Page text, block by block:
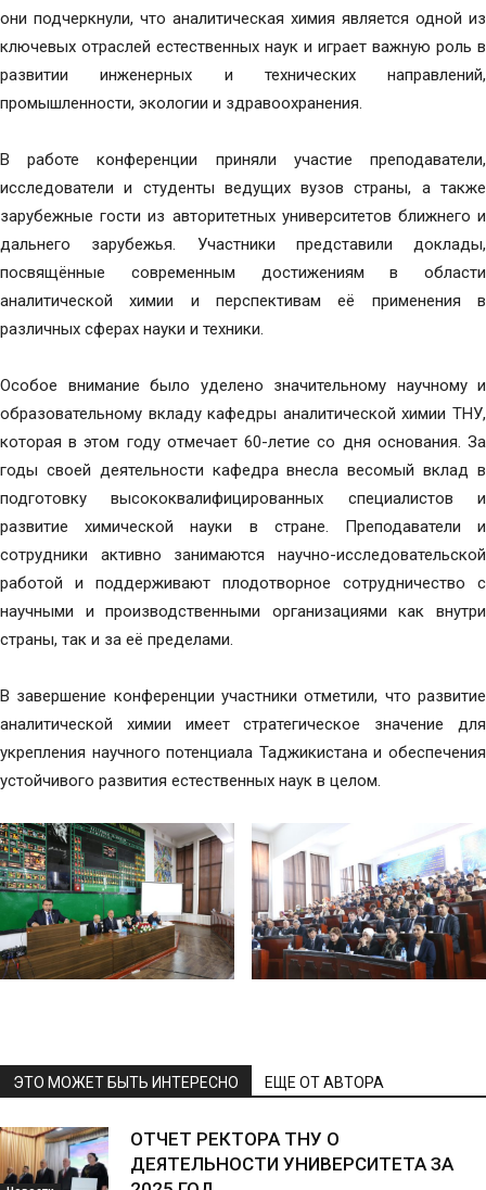
они подчеркнули, что аналитическая химия является одной из
ключевых отраслей естественных наук и играет важную роль в
развитии инженерных и технических направлений,
промышленности, экологии и здравоохранения.
В работе конференции приняли участие преподаватели,
исследователи и студенты ведущих вузов страны, а также
зарубежные гости из авторитетных университетов ближнего и
дальнего зарубежья. Участники представили доклады,
посвящённые современным достижениям в области
аналитической химии и перспективам её применения в
различных сферах науки и техники.
Особое внимание было уделено значительному научному и
образовательному вкладу кафедры аналитической химии ТНУ,
которая в этом году отмечает 60-летие со дня основания. За
годы своей деятельности кафедра внесла весомый вклад в
подготовку высококвалифицированных специалистов и
развитие химической науки в стране. Преподаватели и
сотрудники активно занимаются научно-исследовательской
работой и поддерживают плодотворное сотрудничество с
научными и производственными организациями как внутри
страны, так и за её пределами.
В завершение конференции участники отметили, что развитие
аналитической химии имеет стратегическое значение для
укрепления научного потенциала Таджикистана и обеспечения
устойчивого развития естественных наук в целом.
ЭТО МОЖЕТ БЫТЬ ИНТЕРЕСНО ЕЩЕ ОТ АВТОРА
ОТЧЕТ РЕКТОРА ТНУ О
ДЕЯТЕЛЬНОСТИ УНИВЕРСИТЕТА ЗА